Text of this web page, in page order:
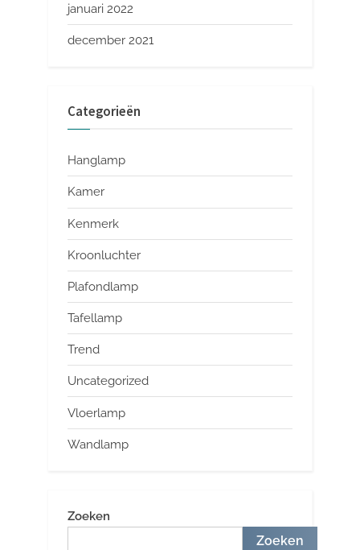
januari 2022
december 2021
Categorieën
Hanglamp
Kamer
Kenmerk
Kroonluchter
Plafondlamp
Tafellamp
Trend
Uncategorized
Vloerlamp
Wandlamp
Zoeken
Zoeken